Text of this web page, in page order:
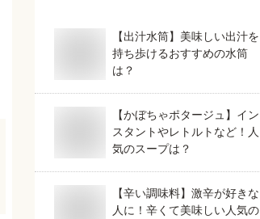
【出汁水筒】美味しい出汁を
持ち歩けるおすすめの水筒
は？
【かぼちゃポタージュ】イン
スタントやレトルトなど！人
気のスープは？
【辛い調味料】激辛が好きな
人に！辛くて美味しい人気の